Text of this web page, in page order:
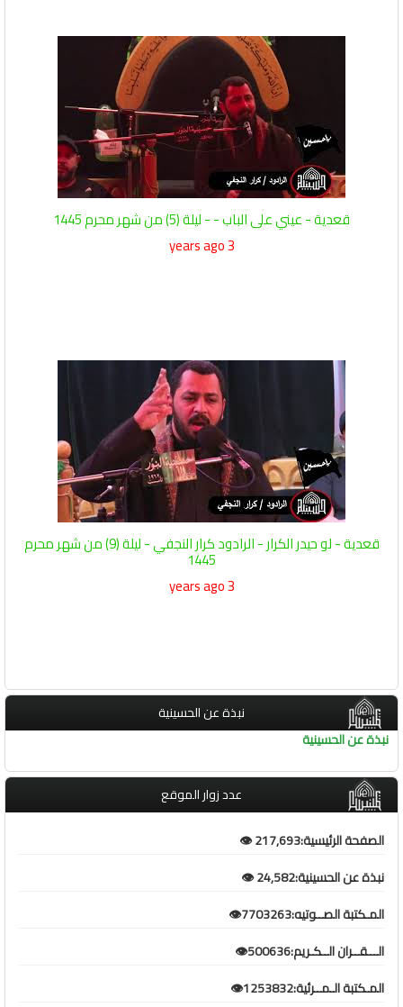
قعدية - عيني على الباب - - ليلة (5) من شهر محرم 1445
3 years ago
قعدية - لو حيدر الكرار - الرادود كرار النجفي - ليلة (9) من شهر محرم
1445
3 years ago
نبذة عن الحسينية
نبذة عن الحسينية
عدد زوار الموقع
الصفحة الرئيسية:217,693 👁️
نبذة عن الحسينية:24,582 👁️
المـكتبة الصــوتيه:7703263👁️
الـــقــران الــكـريم:500636👁️
المـكتبة الـمــرئية:1253832👁️